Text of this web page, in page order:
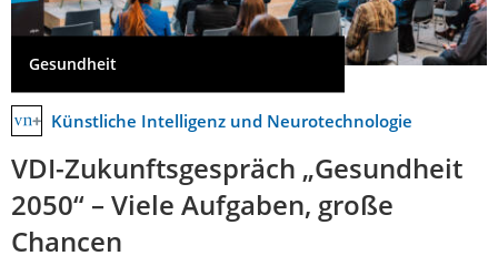
Gesundheit
Künstliche Intelligenz und Neurotechnologie
VDI-Zukunftsgespräch „Gesundheit
2050“ – Viele Aufgaben, große
Chancen